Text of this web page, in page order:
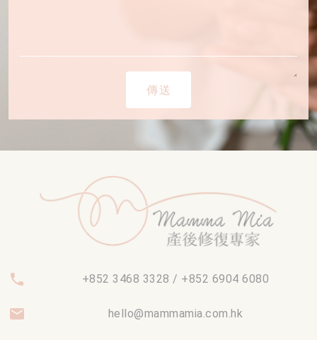
傳送
phone +852 3468 3328 / +852 6904 6080
email hello@mammamia.com.hk